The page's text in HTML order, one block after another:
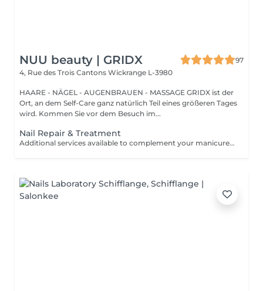
NUU beauty | GRIDX
97
4, Rue des Trois Cantons Wickrange L-3980
HAARE - NÄGEL - AUGENBRAUEN - MASSAGE GRIDX ist der
Ort, an dem Self-Care ganz natürlich Teil eines größeren Tages
wird. Kommen Sie vor dem Besuch im...
Nail Repair & Treatment
Additional services available to complement your manicure or as standalone treatments. Nail Repair per nail (during service) Minor repair of a single nail (small crack, local damage or broken nail). This option can be added multiple times if more than one nail requires repair. Charged at 3€ per nail for Manicure with Gel Polish services. Nail Repair per nail (walk-in) Repair of one nail without manicure or polish application. Suitable for clients booking a repair only. Onycholysis Treatment per nail Targeted care for nails affected by onycholysis. Performed without polish to support healthy nail recovery. IBX Nail Repair System Professional nail treatment designed to strengthen and restore natural nails. Can be booked alone or combined with gel removal for deeper repair. Gel Polish Removal Gentle and careful removal of gel polish.